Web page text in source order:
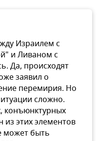
Израилем с
и Ливаном с
Да, происходят
заявил о
перемирия. Но
сложно.
конъюнктурных
из этих элементов
может быть